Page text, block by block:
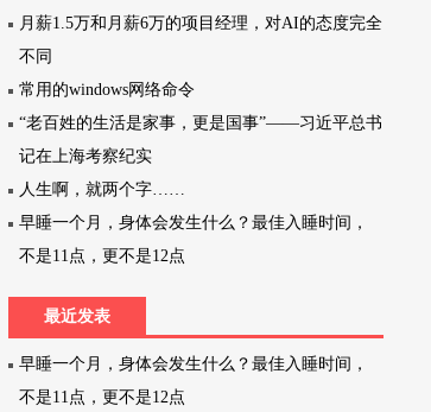
月薪1.5万和月薪6万的项目经理，对AI的态度完全
不同
常用的windows网络命令
“老百姓的生活是家事，更是国事”——习近平总书
记在上海考察纪实
人生啊，就两个字……
早睡一个月，身体会发生什么？最佳入睡时间，
不是11点，更不是12点
最近发表
早睡一个月，身体会发生什么？最佳入睡时间，
不是11点，更不是12点